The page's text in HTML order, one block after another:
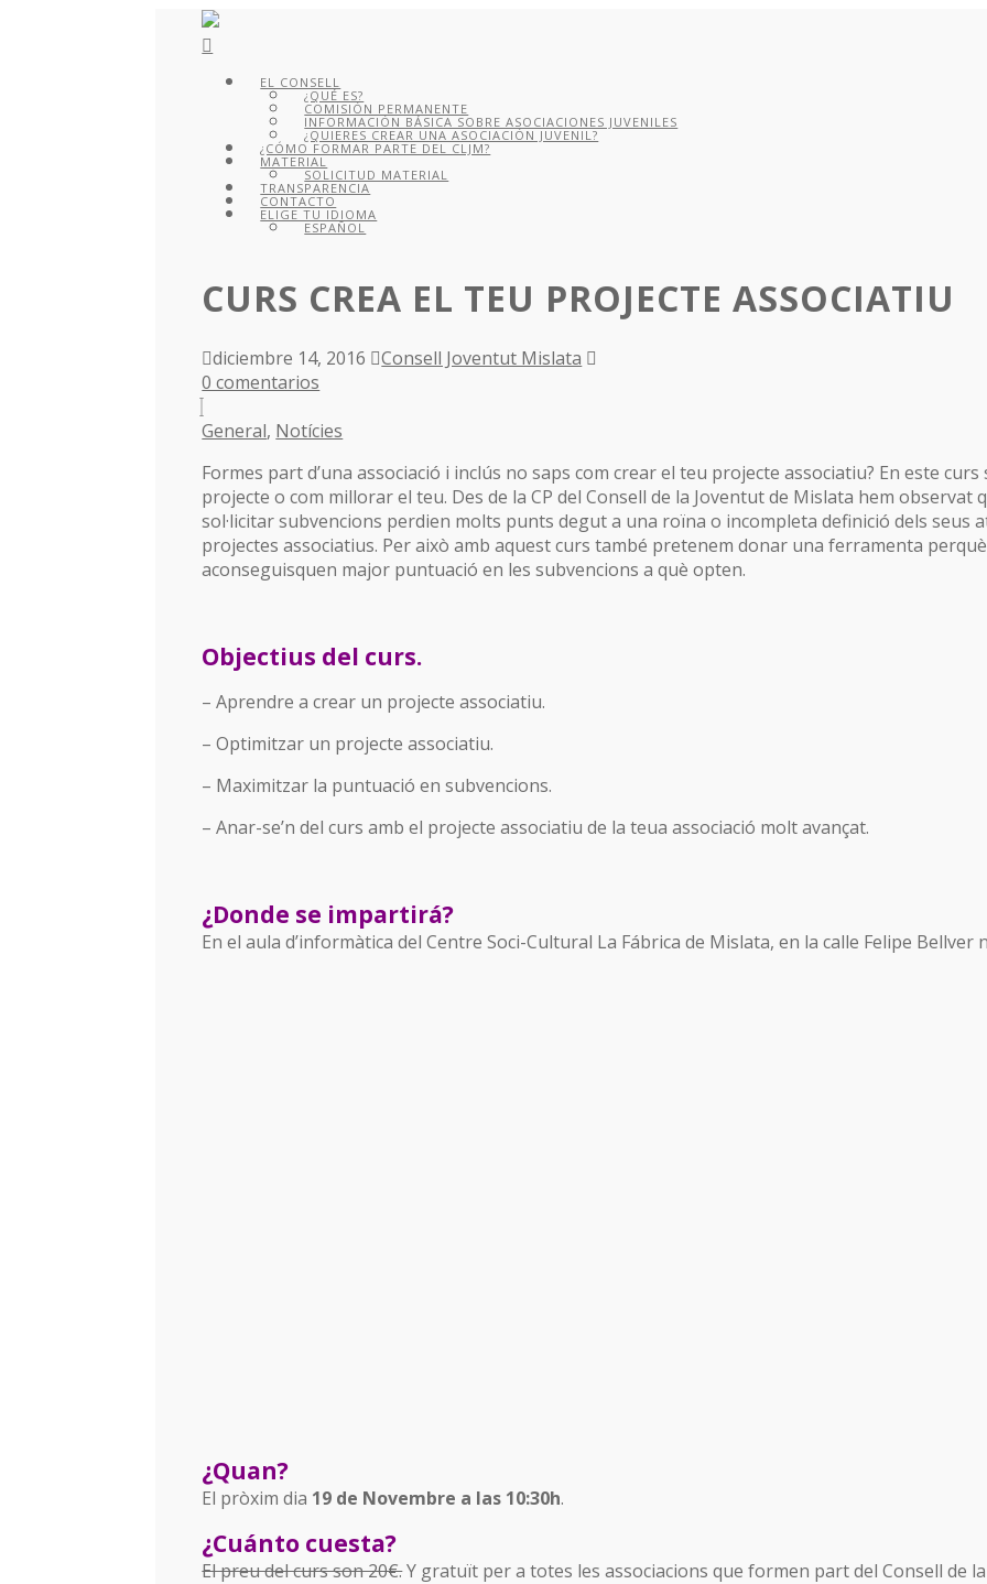
EL CONSELL
¿QUÉ ES?
COMISIÓN PERMANENTE
INFORMACIÓN BÁSICA SOBRE ASOCIACIONES JUVENILES
¿QUIERES CREAR UNA ASOCIACIÓN JUVENIL?
¿CÓMO FORMAR PARTE DEL CLJM?
MATERIAL
SOLICITUD MATERIAL
TRANSPARENCIA
CONTACTO
ELIGE TU IDIOMA
ESPAÑOL
CURS CREA EL TEU PROJECTE ASSOCIATIU
diciembre 14, 2016
Consell Joventut Mislata
0 comentarios
General, Notícies
Formes part d’una associació i inclús no saps com crear el teu projecte associatiu? En este
projecte o com millorar el teu. Des de la CP del Consell de la Joventut de Mislata hem observat
sol·licitar subvencions perdien molts punts degut a una roïna o incompleta definició dels seus
projectes associatius. Per això amb aquest curs també pretenem donar una ferramenta
aconseguisquen major puntuació en les subvencions a què opten.
Objectius del curs.
– Aprendre a crear un projecte associatiu.
– Optimitzar un projecte associatiu.
– Maximitzar la puntuació en subvencions.
– Anar-se’n del curs amb el projecte associatiu de la teua associació molt avançat.
¿Donde se impartirá?
En el aula d’informàtica del Centre Soci-Cultural La Fábrica de Mislata, en la calle Felipe Bellver
¿Quan?
El pròxim dia 19 de Novembre a las 10:30h.
¿Cuánto cuesta?
El preu del curs son 20€.Y gratuït per a totes les associacions que formen part del Consell de